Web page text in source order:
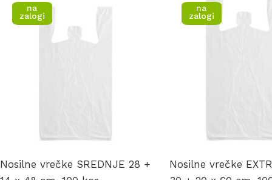
na
zalogi
Nosilne vrečke SREDNJE 28 +
na
zalogi
Nosilne vrečke